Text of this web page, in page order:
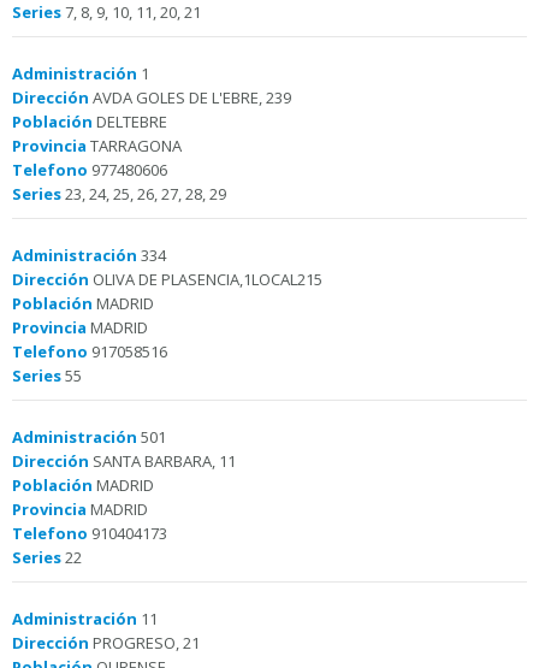
Series7, 8, 9, 10, 11, 20, 21
Administración 1
Dirección AVDA GOLES DE L'EBRE, 239
Población DELTEBRE
Provincia TARRAGONA
Telefono 977480606
Series23, 24, 25, 26, 27, 28, 29
Administración 334
Dirección OLIVA DE PLASENCIA,1LOCAL215
Población MADRID
Provincia MADRID
Telefono 917058516
Series55
Administración 501
Dirección SANTA BARBARA, 11
Población MADRID
Provincia MADRID
Telefono 910404173
Series22
Administración 11
Dirección PROGRESO, 21